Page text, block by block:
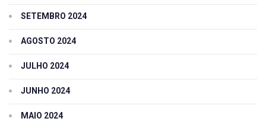
SETEMBRO 2024
AGOSTO 2024
JULHO 2024
JUNHO 2024
MAIO 2024